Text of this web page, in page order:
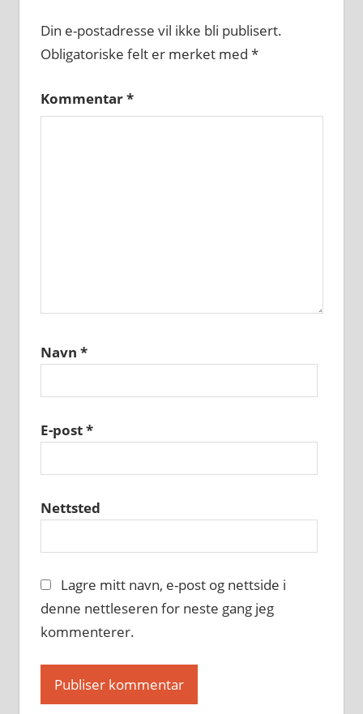
Din e-postadresse vil ikke bli publisert.
Obligatoriske felt er merket med *
Kommentar*
Navn *
E-post*
Nettsted
Lagre mitt navn, e-post og nettside i
denne nettleseren for neste gang jeg
kommenterer.